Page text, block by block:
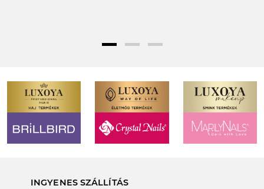
INGYENES SZÁLLÍTÁS